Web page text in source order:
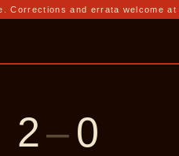
Corrections and errata welcome at
2–0